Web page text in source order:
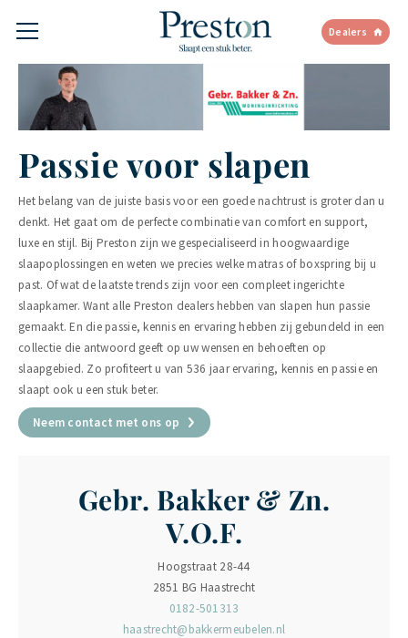
Dealers
Passie voor slapen
Het belang van de juiste basis voor een goede nachtrust is groter dan u
denkt. Het gaat om de perfecte combinatie van comfort en support,
luxe en stijl. Bij Preston zijn we gespecialiseerd in hoogwaardige
slaapoplossingen en weten we precies welke matras of boxspring bij u
past. Of wat de laatste trends zijn voor een compleet ingerichte
slaapkamer. Want alle Preston dealers hebben van slapen hun passie
gemaakt. En die passie, kennis en ervaring hebben zij gebundeld in een
collectie die antwoord geeft op uw wensen en behoeften op
slaapgebied. Zo profiteert u van 536 jaar ervaring, kennis en passie en
slaapt ook u een stuk beter.
Neem contact met ons op
Gebr. Bakker & Zn.
V.O.F.
Hoogstraat 28-44
2851 BG Haastrecht
0182-501313
haastrecht@bakkermeubelen.nl